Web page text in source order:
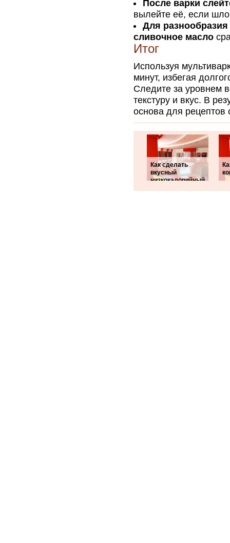
После варки
вылейте её, если
Для
сливочное масло
Итог
Используя
минут, избегая
Следите за уровнем
текстуру и вкус. В
основа для
Как сделать
вкусный
низкокалорийный